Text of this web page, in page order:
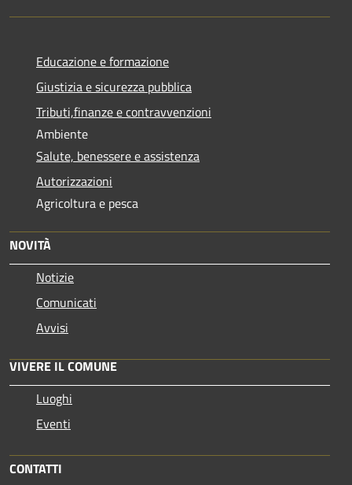
Educazione e formazione
Giustizia e sicurezza pubblica
Tributi,finanze e contravvenzioni
Ambiente
Salute, benessere e assistenza
Autorizzazioni
Agricoltura e pesca
NOVITÀ
Notizie
Comunicati
Avvisi
VIVERE IL COMUNE
Luoghi
Eventi
CONTATTI